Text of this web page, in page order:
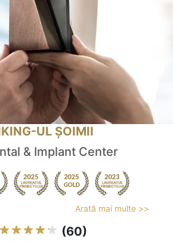
UL ȘOIMII
& Implant Center
Arată mai multe >>
(60)